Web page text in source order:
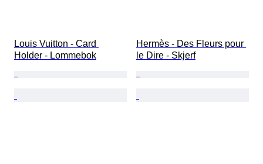
Louis Vuitton - Card
Holder - Lommebok
Hermès - Des Fleurs pour
le Dire - Skjerf